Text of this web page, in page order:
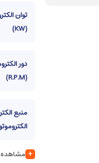
توان
(KW)
دور
(R.P.M)
منبع
+ مشاهده